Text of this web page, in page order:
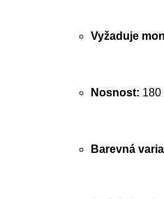
Vyžaduje
Nosnost: 180
Barevná